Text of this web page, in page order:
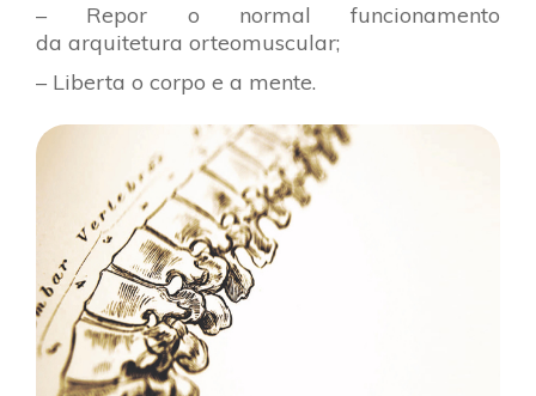
– Repor o normal funcionamento
da arquitetura orteomuscular;
– Liberta o corpo e a mente.